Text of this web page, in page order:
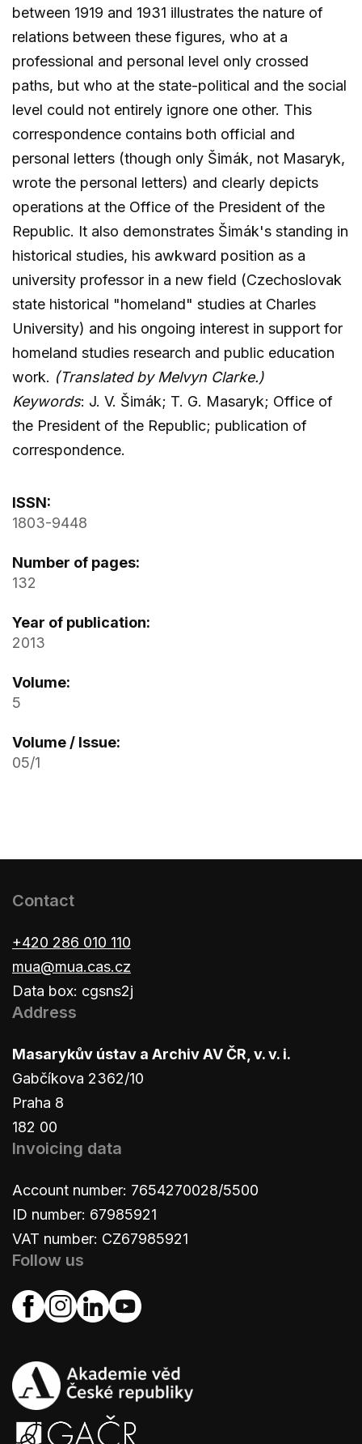
between 1919 and 1931 illustrates the nature of
relations between these figures, who at a
professional and personal level only crossed
paths, but who at the state-political and the social
level could not entirely ignore one other. This
correspondence contains both official and
personal letters (though only Šimák, not Masaryk,
wrote the personal letters) and clearly depicts
operations at the Office of the President of the
Republic. It also demonstrates Šimák's standing in
historical studies, his awkward position as a
university professor in a new field (Czechoslovak
state historical "homeland" studies at Charles
University) and his ongoing interest in support for
homeland studies research and public education
work. (Translated by Melvyn Clarke.)
Keywords: J. V. Šimák; T. G. Masaryk; Office of
the President of the Republic; publication of
correspondence.
ISSN:
1803-9448
Number of pages:
132
Year of publication:
2013
Volume:
5
Volume / Issue:
05/1
Contact
+420 286 010 110
mua@mua.cas.cz
Data box: cgsns2j
Address
Masarykův ústav a Archiv AV ČR, v. v. i.
Gabčíkova 2362/10
Praha 8
182 00
Invoicing data
Account number: 7654270028/5500
ID number: 67985921
VAT number: CZ67985921
Follow us